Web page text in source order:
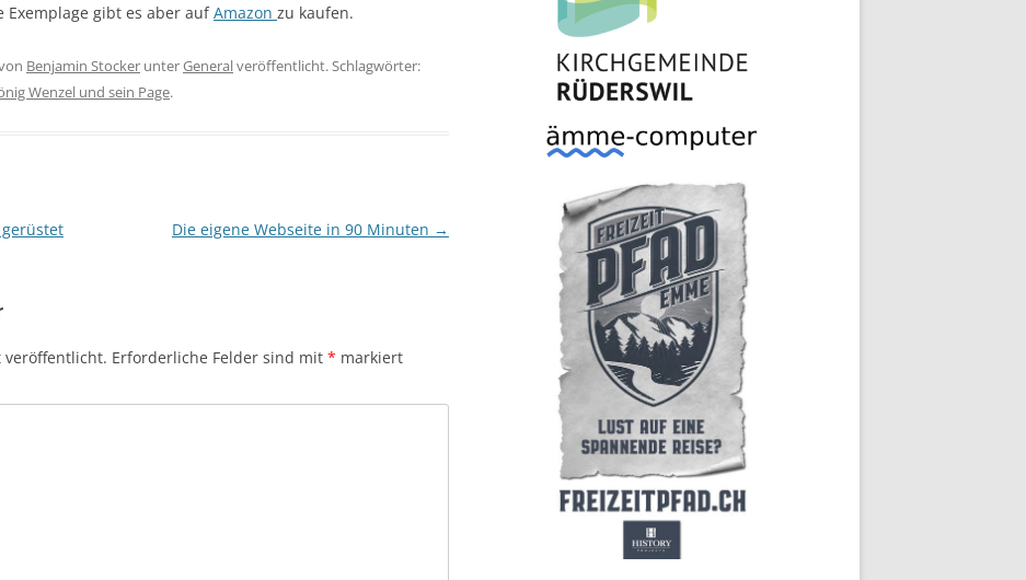
gibt es aber aufAmazon zu kaufen.
Benjamin Stocker unterGeneralveröffentlicht. Schlagwörter:
Wenzel und sein Page.
Die eigene Webseite in 90 Minuten →
veröffentlicht. Erforderliche Felder sind mit * markiert